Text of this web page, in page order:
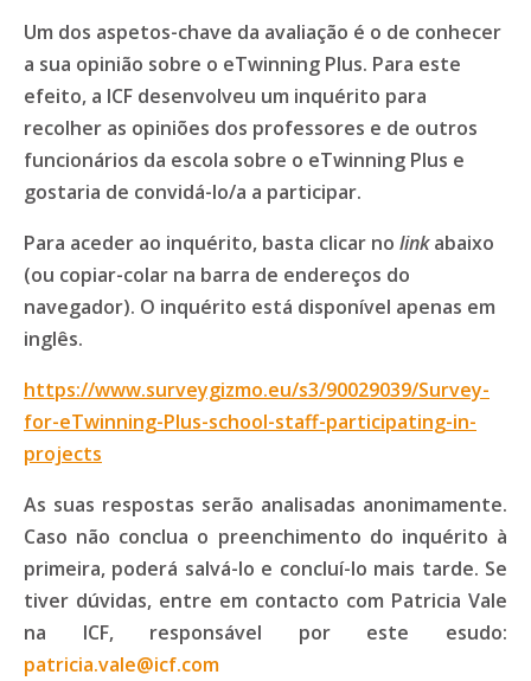
Um dos aspetos-chave da avaliação é o de conhecer
a sua opinião sobre o eTwinning Plus. Para este
efeito, a ICF desenvolveu um inquérito para
recolher as opiniões dos professores e de outros
funcionários da escola sobre o eTwinning Plus e
gostaria de convidá-lo/a a participar.
Para aceder ao inquérito, basta clicar no linkabaixo
(ou copiar-colar na barra de endereços do
navegador). O inquérito está disponível apenas em
inglês.
https://www.surveygizmo.eu/s3/90029039/Survey-
for-eTwinning-Plus-school-staff-participating-in-
projects
As suas respostas serão analisadas anonimamente.
Caso não conclua o preenchimento do inquérito à
primeira, poderá salvá-lo e concluí-lo mais tarde. Se
tiver dúvidas, entre em contacto com Patricia Vale
na ICF, responsável por este esudo:
patricia.vale@icf.com